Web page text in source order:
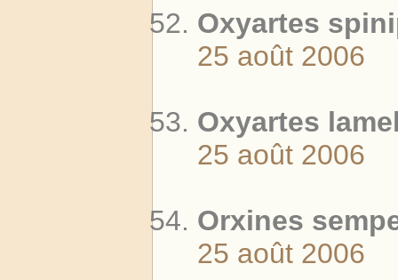
Oxyartes
25 août 2006
Oxyartes
25 août 2006
Orxines
25 août 2006